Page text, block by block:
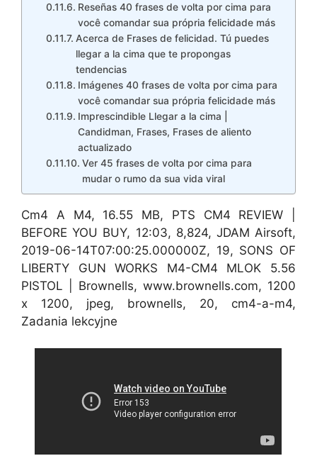
Reseñas 40 frases de volta por cima para
você comandar sua própria felicidade más
Acerca de Frases de felicidad. Tú puedes
llegar a la cima que te propongas
tendencias
Imágenes 40 frases de volta por cima para
você comandar sua própria felicidade más
Imprescindible Llegar a la cima |
Candidman, Frases, Frases de aliento
actualizado
Ver 45 frases de volta por cima para
mudar o rumo da sua vida viral
Cm4 A M4, 16.55 MB, PTS CM4 REVIEW |
BEFORE YOU BUY, 12:03, 8,824, JDAM Airsoft,
2019-06-14T07:00:25.000000Z, 19, SONS OF
LIBERTY GUN WORKS M4-CM4 MLOK 5.56
PISTOL | Brownells, www.brownells.com, 1200
x 1200, jpeg, brownells, 20, cm4-a-m4,
Zadania lekcyjne